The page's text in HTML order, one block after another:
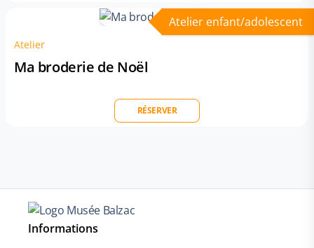
Atelier enfant/adolescent
Atelier
Ma broderie de Noël
RÉSERVER
Informations